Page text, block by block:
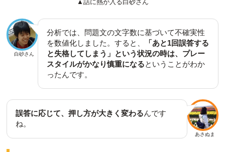
▲話に熱が入る白砂さん
白砂さん
分析では、問題文の文字数に基づいて不確実性
を数値化しました。すると、
「あと1回誤答する
と失格してしまう」という状況の時は、プレー
スタイルがかなり慎重になるということがわか
ったんです。
あさぬま
誤答に応じて、押し方が大きく変わるんです
ね。